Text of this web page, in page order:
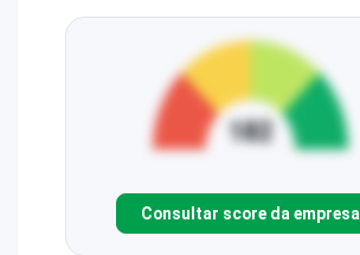
Consultar score da empresa